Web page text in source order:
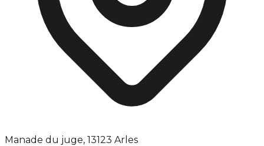
Manade du juge, 13123 Arles